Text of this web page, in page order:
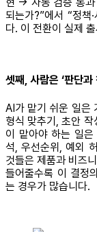
되는가?”에서 “정책
다. 이 전환이 실제
셋째, 사람은 ‘판단
AI가 맡기 쉬운 일은
형식 맞추기, 초안
이 맡아야 하는 일
석, 우선순위, 예외
것들은 제품과 비즈
들어줄수록 이 결정
는 경우가 많습니다.